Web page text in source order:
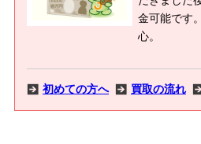
金可能です
心。
初めての方へ 買取の流れ